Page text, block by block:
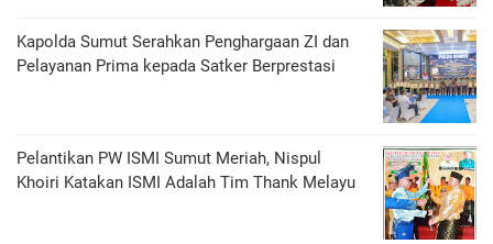
Kapolda Sumut Serahkan Penghargaan ZI dan
Pelayanan Prima kepada Satker Berprestasi
Pelantikan PW ISMI Sumut Meriah, Nispul
Khoiri Katakan ISMI Adalah Tim Thank Melayu